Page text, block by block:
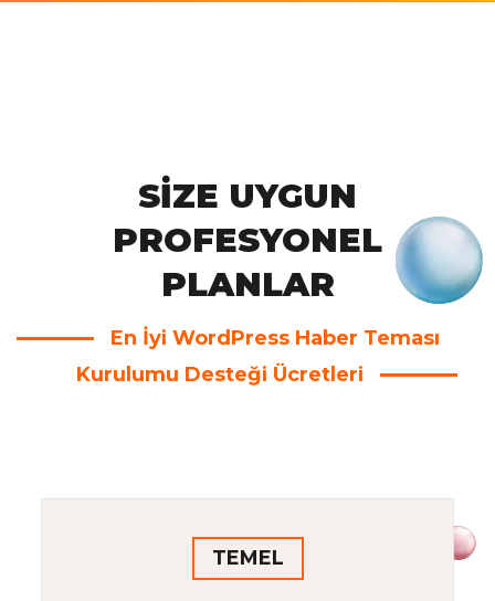
En İyi WordPress Haber Teması
Kurulumu Desteği Ücretleri
SIZE UYGUN
PROFESYONEL
PLANLAR
TEMEL